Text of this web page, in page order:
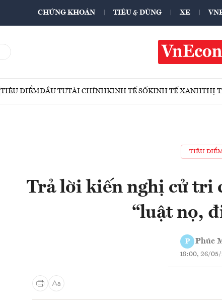
CHỨNG KHOÁN TIÊU & DÙNG XE
TIÊU ĐIỂMĐẦU TƯTÀI CHÍNHKINH TẾ SỐKINH TẾ XANHTHỊ
TIÊU
Trả lời kiến nghị cử tri
“luật nọ,
P Phúc
18:00, 26/